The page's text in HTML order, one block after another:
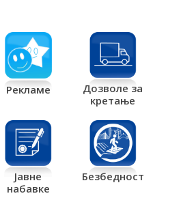
Рекламе
Дозволе за
кретање
Јавне
набавке
Безбедност